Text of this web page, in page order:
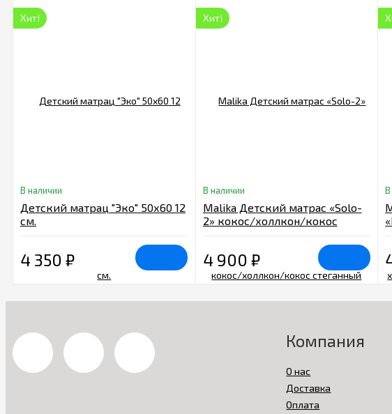
Хит!
В наличии
Детский матрац "Эко" 50х60 12
см.
4 350 ₽
Хит!
В наличии
Malika Детский матрас «Solo-
2» кокос/холлкон/кокос
4 900 ₽
В
Компания
О нас
Доставка
Оплата